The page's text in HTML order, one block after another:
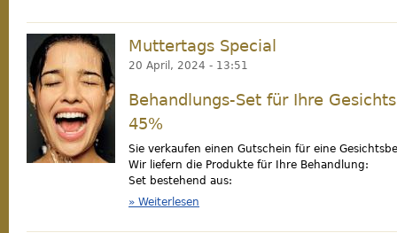
hautpflege.jpg
Muttertags Special
20 April, 2024 - 13:51
Behandlungs-Set für Ihre
45%
Sie verkaufen einen Gutschein für eine
Wir liefern die Produkte für Ihre Behandlung:
Set bestehend aus:
Weiterlesen